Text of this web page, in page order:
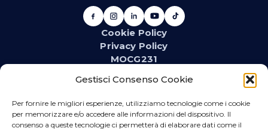
Gestisci Consenso Cookie
Per fornire le migliori esperienze, utilizziamo tecnologie come i cookie
per memorizzare e/o accedere alle informazioni del dispositivo. Il
consenso a queste tecnologie ci permetterà di elaborare dati come il
Cookie Policy
Privacy Policy
MOCG231
promozioni, eventi e contenuti dedicati.